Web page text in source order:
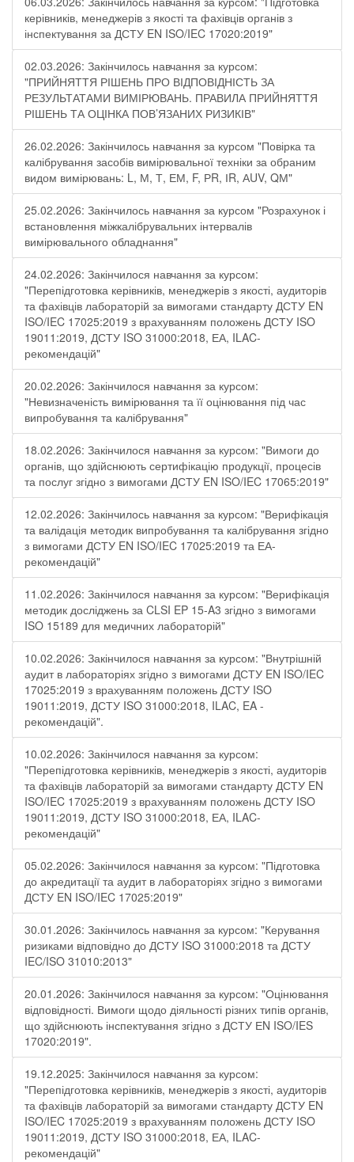
керівників, менеджерів з якості та фахівців органів з
інспектування за ДСТУ EN ISO/IEC 17020:2019"
02.03.2026: Закінчилось навчання за курсом:
"ПРИЙНЯТТЯ РІШЕНЬ ПРО ВІДПОВІДНІСТЬ ЗА
РЕЗУЛЬТАТАМИ ВИМІРЮВАНЬ. ПРАВИЛА ПРИЙНЯТТЯ
РІШЕНЬ ТА ОЦІНКА ПОВ’ЯЗАНИХ РИЗИКІВ"
26.02.2026: Закінчилось навчання за курсом "Повірка та
калібрування засобів вимірювальної техніки за обраним
видом вимірювань: L, М, Т, ЕМ, F, РR, ІR, АUV, QМ"
25.02.2026: Закінчилось навчання за курсом "Розрахунок і
встановлення міжкалібрувальних інтервалів
вимірювального обладнання"
24.02.2026: Закінчилося навчання за курсом:
"Перепідготовка керівників, менеджерів з якості, аудиторів
та фахівців лабораторій за вимогами стандарту ДСТУ EN
ISO/IEC 17025:2019 з врахуванням положень ДСТУ ISO
19011:2019, ДСТУ ISO 31000:2018, ЕА, ILAC-
рекомендацій"
20.02.2026: Закінчилося навчання за курсом:
"Невизначеність вимірювання та її оцінювання під час
випробування та калібрування"
18.02.2026: Закінчилося навчання за курсом: "Вимоги до
органів, що здійснюють сертифікацію продукції, процесів
та послуг згідно з вимогами ДСТУ EN ISO/IEC 17065:2019"
12.02.2026: Закінчилось навчання за курсом: "Верифікація
та валідація методик випробування та калібрування згідно
з вимогами ДСТУ EN ISO/IEC 17025:2019 та ЕА-
рекомендацій"
11.02.2026: Закінчилося навчання за курсом: "Верифікація
методик досліджень за CLSI EP 15-A3 згідно з вимогами
ISO 15189 для медичних лабораторій"
10.02.2026: Закінчилося навчання за курсом: "Внутрішній
аудит в лабораторіях згідно з вимогами ДСТУ EN ISO/IEC
17025:2019 з врахуванням положень ДСТУ ISO
19011:2019, ДСТУ ISO 31000:2018, ILAC, EA -
рекомендацій".
10.02.2026: Закінчилося навчання за курсом:
"Перепідготовка керівників, менеджерів з якості, аудиторів
та фахівців лабораторій за вимогами стандарту ДСТУ EN
ISO/IEC 17025:2019 з врахуванням положень ДСТУ ISO
19011:2019, ДСТУ ISO 31000:2018, ЕА, ILAC-
рекомендацій"
05.02.2026: Закінчилося навчання за курсом: "Підготовка
до акредитації та аудит в лабораторіях згідно з вимогами
ДСТУ EN ISO/IEC 17025:2019"
30.01.2026: Закінчилось навчання за курсом: "Керування
ризиками відповідно до ДСТУ ISO 31000:2018 та ДСТУ
IEC/ISO 31010:2013"
20.01.2026: Закінчилося навчання за курсом: "Оцінювання
відповідності. Вимоги щодо діяльності різних типів органів,
що здійснюють інспектування згідно з ДСТУ ЕN ISO/IES
17020:2019".
19.12.2025: Закінчилося навчання за курсом:
"Перепідготовка керівників, менеджерів з якості, аудиторів
та фахівців лабораторій за вимогами стандарту ДСТУ EN
ISO/IEC 17025:2019 з врахуванням положень ДСТУ ISO
19011:2019, ДСТУ ISO 31000:2018, ЕА, ILAC-
рекомендацій"